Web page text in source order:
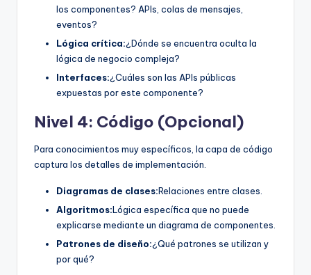
los componentes? APIs, colas de mensajes,
eventos?
Lógica crítica:¿Dónde se encuentra oculta la
lógica de negocio compleja?
Interfaces:¿Cuáles son las APIs públicas
expuestas por este componente?
Nivel 4: Código (Opcional)
Para conocimientos muy específicos, la capa de código
captura los detalles de implementación.
Diagramas de clases:Relaciones entre clases.
Algoritmos:Lógica específica que no puede
explicarse mediante un diagrama de componentes.
Patrones de diseño:¿Qué patrones se utilizan y
por qué?